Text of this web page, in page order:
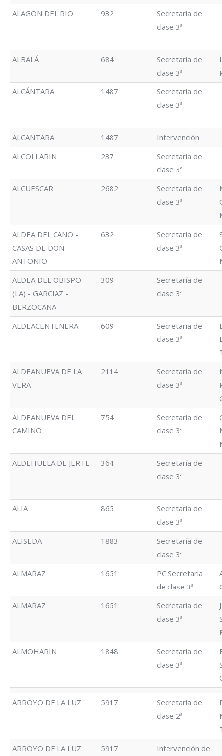
ALAGON DEL RIO
932
Secretaría de
clase 3ª
ALBALÁ 684
Secretaría de
clase 3ª
ALCÁNTARA
1487
Secretaría de
clase 3ª
ALCANTARA 1487
Intervención
ALCOLLARIN
237
Secretaría de
clase 3ª
ALCUESCAR
2682
Secretaría de
clase 3ª
ALDEA DEL CANO -
CASAS DE DON
ANTONIO
632
Secretaría de
clase 3ª
ALDEA DEL OBISPO
(LA) - GARCIAZ -
BERZOCANA
309
Secretaría de
clase 3ª
ALDEACENTENERA 609
Secretaria de
clase 3ª
ALDEANUEVA DE LA
VERA
2114
Secretaría de
clase 3ª
ALDEANUEVA DEL
CAMINO
754
Secretaría de
clase 3ª
ALDEHUELA DE JERTE
364
Secretaría de
clase 3ª
ALIA 865
Secretaría de
clase 3ª
ALISEDA
1883
Secretaría de
clase 3ª
ALMARAZ
1651
PC Secretaría
de clase 3ª
ALMARAZ
1651
Secretaría de
clase 3ª
ALMOHARIN
1848
Secretaría de
clase 3ª
ARROYO DE LA LUZ 5917
Secretaría de
clase 2ª
ARROYO DE LA LUZ
5917
Intervención de